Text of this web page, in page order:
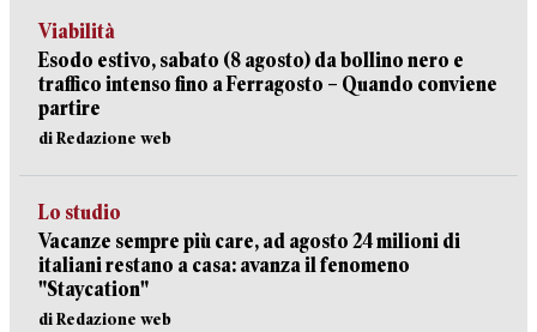
Viabilità
Esodo estivo, sabato (8 agosto) da bollino nero e
traffico intenso fino a Ferragosto – Quando conviene
partire
di Redazione web
Lo studio
Vacanze sempre più care, ad agosto 24 milioni di
italiani restano a casa: avanza il fenomeno
"Staycation"
di Redazione web